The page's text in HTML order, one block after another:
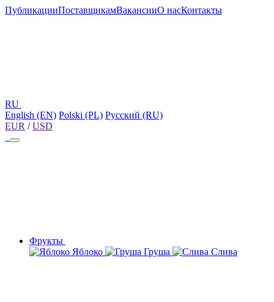
ПубликацииПоставщикамВакансииО насКонтакты
RU
English (EN) Polski (PL) Русский (RU)
EUR / USD
Фрукты
Яблоко
Груша Слива